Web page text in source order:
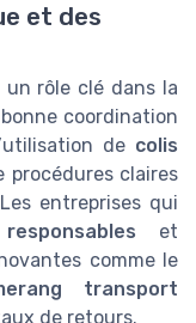
et des
rôle clé dans la
coordination
de colis
procédures claires
entreprises qui
et
comme le
transport
de retours.